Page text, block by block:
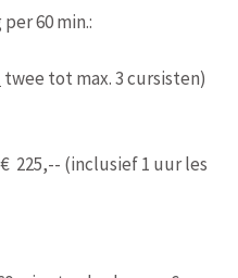
60 min.:
twee tot max. 3 cursisten)
225,-- (inclusief 1 uur les